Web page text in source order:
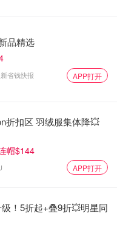
品精选
省钱快报 APP打开
折扣区 羽绒服集体降💥
帽$144
APP打开
！5折起+叠9折💥明星同